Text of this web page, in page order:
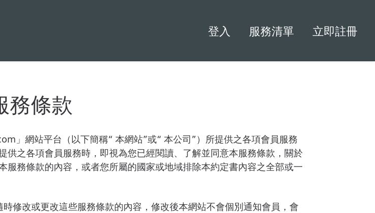
登入 服務清單 立即註冊
務條款
」網站平台（以下簡稱“ 本網站”或“ 本公司”）所提供之各項會員服務
供之各項會員服務時，即視為您已經閱讀、了解並同意本服務條款，關於
務條款的內容，或者您所屬的國家或地域排除本約定書內容之全部或一
修改或更改這些服務條款的內容，修改後本網站不會個別通知會員，會